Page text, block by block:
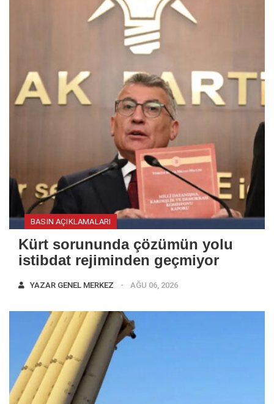
BASIN AÇIKLAMALARI
Kürt sorununda çözümün yolu
istibdat rejiminden geçmiyor
YAZAR GENEL MERKEZ AĞU 06, 2026